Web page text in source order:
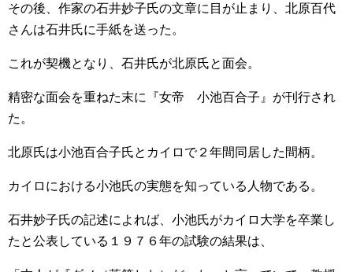
その後、作家の石井妙子氏の文章に目が止まり、北原百代
さんは石井氏に手紙を送った。
これが契機となり、石井氏が北原氏と面会。
精密な面会を重ねた末に『女帝 小池百合子』が刊行され
た。
北原氏は小池百合子氏とカイロで２年間同居した間柄。
カイロにおける小池氏の実態を知っている人物である。
石井妙子氏の記述によれば、小池氏がカイロ大学を卒業し
たと公表している１９７６年の試験の結果は、